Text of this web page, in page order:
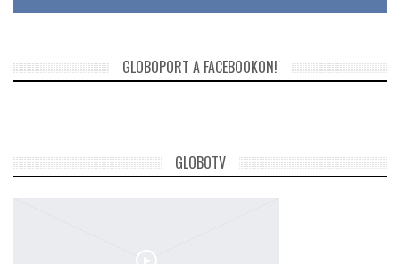
GLOBOPORT A FACEBOOKON!
GLOBOTV